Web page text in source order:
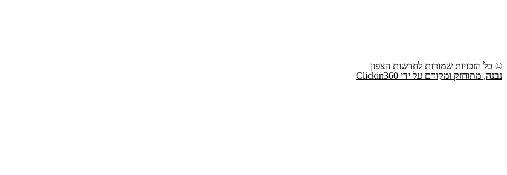
© כל הזכויות שמורות לחדשות הצפון
נבנה, מתוחזק ומקודם על ידי Clickin360